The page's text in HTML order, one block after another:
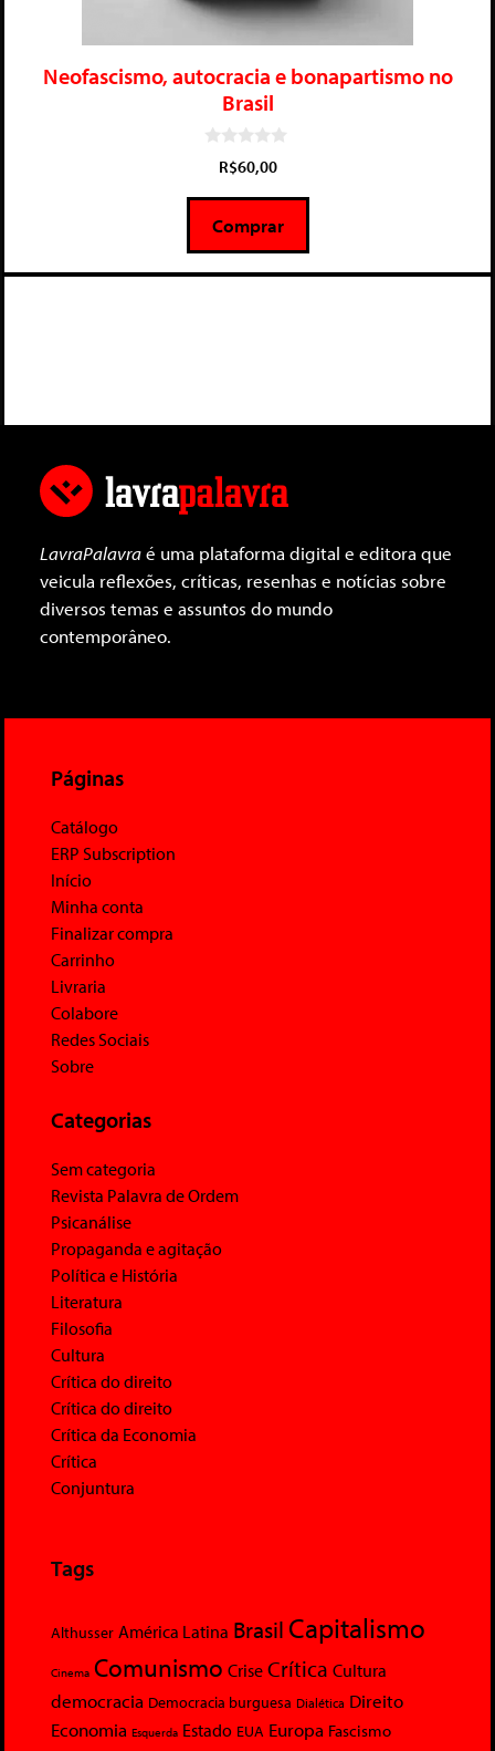
Neofascismo, autocracia e bonapartismo no
Brasil
5
R$60,00
Comprar
LavraPalavraé uma plataforma digital e editora que
veicula reflexões, críticas, resenhas e notícias sobre
diversos temas e assuntos do mundo
contemporâneo.
Páginas
Catálogo
ERP Subscription
Início
Minha conta
Finalizar compra
Carrinho
Livraria
Colabore
Redes Sociais
Sobre
Categorias
Sem categoria
Revista Palavra de Ordem
Psicanálise
Propaganda e agitação
Política e História
Literatura
Filosofia
Cultura
Crítica do direito
Crítica do direito
Crítica da Economia
Crítica
Conjuntura
Tags
Althusser América Latina Brasil Capitalismo
Cinema Comunismo Crise Crítica Cultura
democracia Democracia burguesa Dialética Direito
Economia Esquerda Estado EUA Europa Fascismo